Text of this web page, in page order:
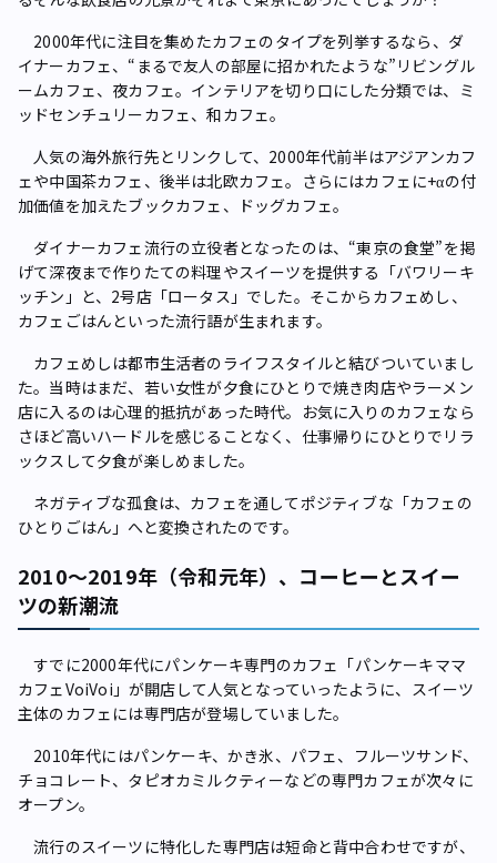
2000年代に注目を集めたカフェのタイプを列挙するなら、ダ
イナーカフェ、“まるで友人の部屋に招かれたような”リビングル
ームカフェ、夜カフェ。インテリアを切り口にした分類では、ミ
ッドセンチュリーカフェ、和カフェ。
人気の海外旅行先とリンクして、2000年代前半はアジアンカフ
ェや中国茶カフェ、後半は北欧カフェ。さらにはカフェに+αの付
加価値を加えたブックカフェ、ドッグカフェ。
ダイナーカフェ流行の立役者となったのは、“東京の食堂”を掲
げて深夜まで作りたての料理やスイーツを提供する「バワリーキ
ッチン」と、2号店「ロータス」でした。そこからカフェめし、
カフェごはんといった流行語が生まれます。
カフェめしは都市生活者のライフスタイルと結びついていまし
た。当時はまだ、若い女性が夕食にひとりで焼き肉店やラーメン
店に入るのは心理的抵抗があった時代。お気に入りのカフェなら
さほど高いハードルを感じることなく、仕事帰りにひとりでリラ
ックスして夕食が楽しめました。
ネガティブな孤食は、カフェを通してポジティブな「カフェの
ひとりごはん」へと変換されたのです。
2010～2019年（令和元年）、コーヒーとスイー
ツの新潮流
すでに2000年代にパンケーキ専門のカフェ「パンケーキママ
カフェVoiVoi」が開店して人気となっていったように、スイーツ
主体のカフェには専門店が登場していました。
2010年代にはパンケーキ、かき氷、パフェ、フルーツサンド、
チョコレート、タピオカミルクティーなどの専門カフェが次々に
オープン。
流行のスイーツに特化した専門店は短命と背中合わせですが、